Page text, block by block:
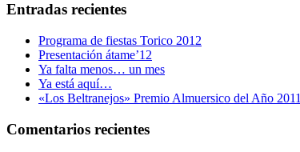
Entradas recientes
Programa de fiestas Torico 2012
Presentación átame’12
Ya falta menos… un mes
Ya está aquí…
«Los Beltranejos» Premio Almuersico del Año 2011
Comentarios recientes